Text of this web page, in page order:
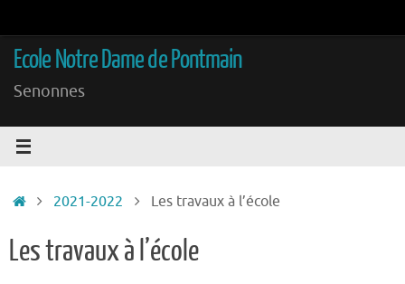
au
contenu
Ecole Notre Dame de Pontmain
Senonnes
Accueil2021-2022 Les travaux à l’école
Les travaux à l’école